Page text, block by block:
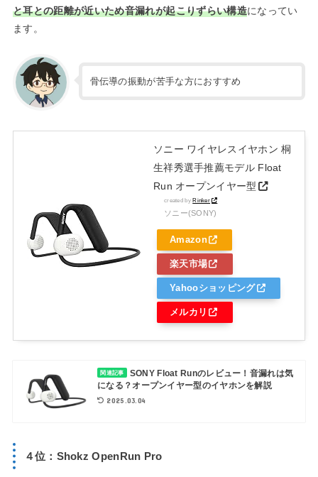
と耳との距離が近いため音漏れが起こりずらい構造になってい
ます。
骨伝導の振動が苦手な方におすすめ
ソニー ワイヤレスイヤホン 桐
生祥秀選手推薦モデル Float
Run オープンイヤー型
created byRinker
ソニー(SONY)
Amazon
楽天市場
Yahooショッピング
メルカリ
関連記事
SONY Float Runのレビュー！音漏れは気
になる？オープンイヤー型のイヤホンを解説
2025.03.04
４位：Shokz OpenRun Pro